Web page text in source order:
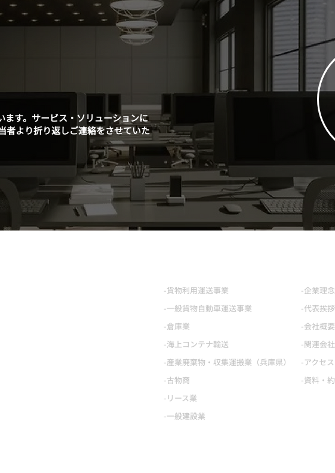
す。 サービス・ソリューションに
者より折り返しご連絡をさせていた
-貨物利用運送事業
-一般貨物自動車運送事業
-倉庫業
-海上コンテナ輸送
-産業廃棄物・収集運搬業（兵庫県）
-古物商
-企業理念
-代表挨拶
-会社概要
-関連会社
-アクセス
-資料・
-リース業
-一般建設業